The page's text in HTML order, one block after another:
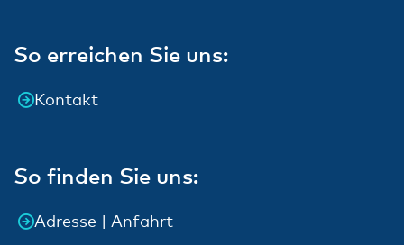
So erreichen Sie uns:
Kontakt
So finden Sie uns:
Adresse | Anfahrt